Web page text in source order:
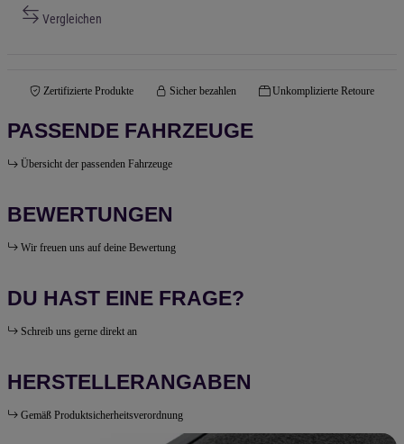
Vergleichen
Zertifizierte Produkte Sicher bezahlen Unkomplizierte Retoure
PASSENDE FAHRZEUGE
Übersicht der passenden Fahrzeuge
BEWERTUNGEN
Wir freuen uns auf deine Bewertung
DU HAST EINE FRAGE?
Schreib uns gerne direkt an
HERSTELLERANGABEN
Gemäß Produktsicherheitsverordnung